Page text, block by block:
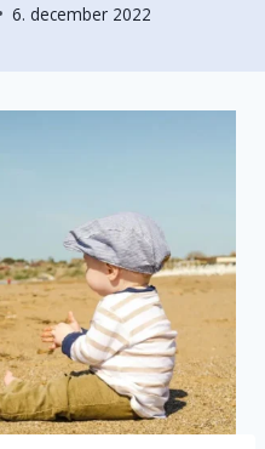
6. december 2022